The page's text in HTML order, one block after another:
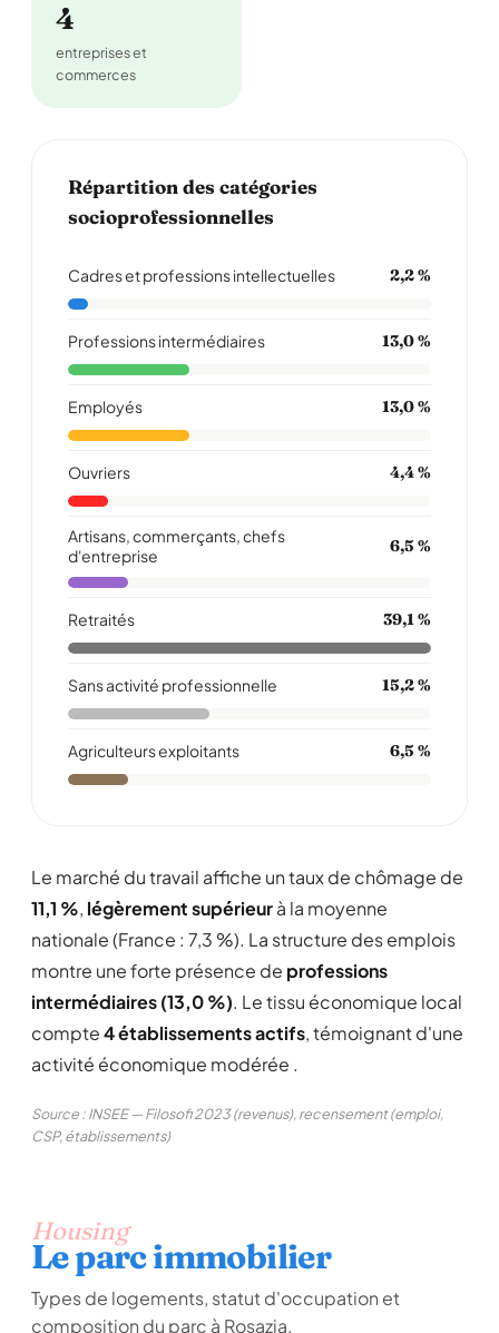
4
entreprises et
commerces
Répartition des catégories
socioprofessionnelles
Cadres et professions intellectuelles 2,2 %
Professions intermédiaires 13,0 %
Employés 13,0 %
Ouvriers 4,4 %
Artisans, commerçants, chefs
d'entreprise
6,5 %
Retraités 39,1 %
Sans activité professionnelle 15,2 %
Agriculteurs exploitants 6,5 %
Le marché du travail affiche un taux de chômage de
11,1 %, légèrement supérieurà la moyenne
nationale (France : 7,3 %). La structure des emplois
montre une forte présence de professions
intermédiaires (13,0 %). Le tissu économique local
compte4 établissements actifs, témoignant d'une
activité économique modérée .
Source : INSEE — Filosofi 2023 (revenus), recensement (emploi,
CSP, établissements)
Housing
Le parc immobilier
Types de logements, statut d'occupation et
composition du parc à Rosazia.